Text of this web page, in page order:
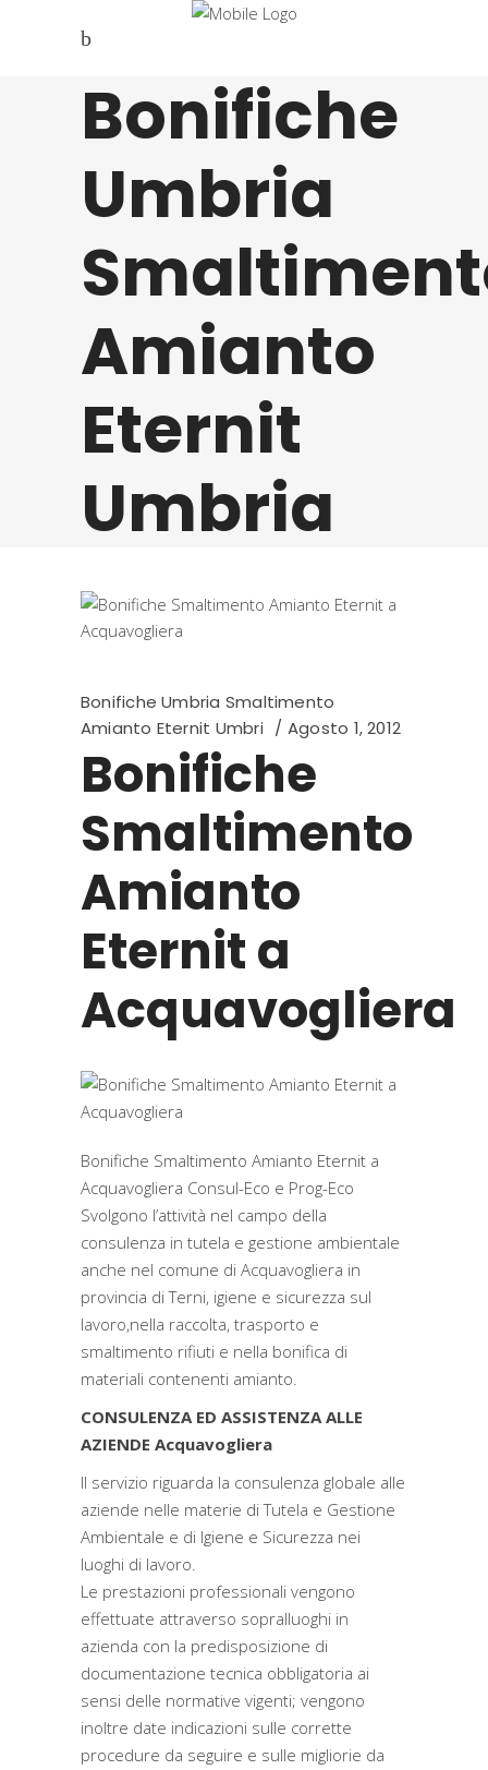
Bonifiche
Umbria
Amianto
Eternit
Umbria
Bonifiche Umbria Smaltimento
Amianto Eternit Umbri
Agosto 1, 2012
Bonifiche
Smaltimento
Amianto
Eternit a
Acquavogliera
Bonifiche Smaltimento Amianto Eternit a
Acquavogliera Consul-Eco e Prog-Eco
Svolgono l’attività nel campo della
consulenza in tutela e gestione ambientale
anche nel comune di Acquavogliera in
provincia di Terni, igiene e sicurezza sul
lavoro,nella raccolta, trasporto e
smaltimento rifiuti e nella bonifica di
materiali contenenti amianto.
CONSULENZA ED ASSISTENZA ALLE
AZIENDE Acquavogliera
Il servizio riguarda la consulenza globale alle
aziende nelle materie di Tutela e Gestione
Ambientale e di Igiene e Sicurezza nei
luoghi di lavoro.
Le prestazioni professionali vengono
effettuate attraverso sopralluoghi in
azienda con la predisposizione di
documentazione tecnica obbligatoria ai
sensi delle normative vigenti; vengono
inoltre date indicazioni sulle corrette
procedure da seguire e sulle migliorie da